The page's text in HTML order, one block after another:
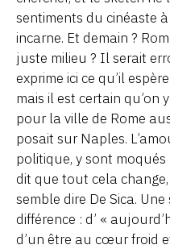
sentiments du cinéaste
incarne. Et demain ?
juste milieu ? Il serait
exprime ici ce qu’il
mais il est certain qu’on
pour la ville de Rome
posait sur Naples.
politique, y sont moqués
dit que tout cela change,
semble dire De Sica.
différence : d’ «
d’un être au cœur froid